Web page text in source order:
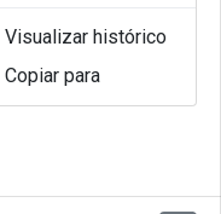
por Juliana
Visualizar histórico
Copiar para